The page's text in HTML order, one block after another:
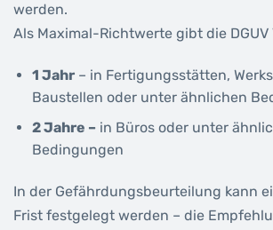
werden.
Als Maximal-Richtwerte gibt die
1 Jahr– in Fertigungsstätten,
Baustellen oder unter ähnlichen
2 Jahre –in Büros oder unter
Bedingungen
In der Gefährdungsbeurteilung kann
Frist festgelegt werden – die